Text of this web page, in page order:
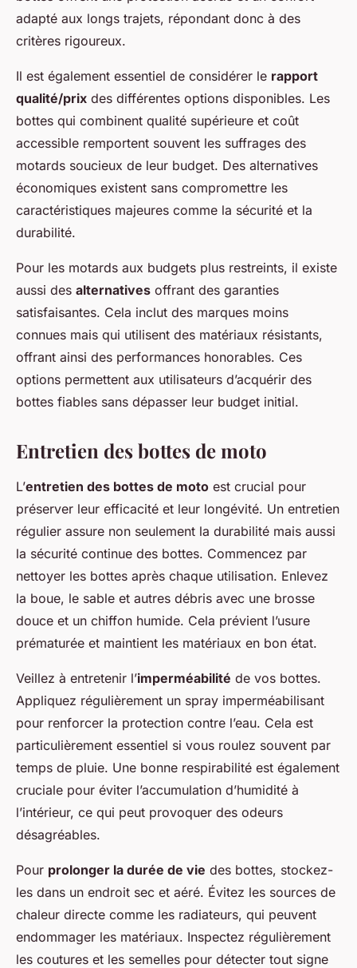
adapté aux longs trajets, répondant donc à des
critères rigoureux.
Il est également essentiel de considérer le rapport
qualité/prix des différentes options disponibles. Les
bottes qui combinent qualité supérieure et coût
accessible remportent souvent les suffrages des
motards soucieux de leur budget. Des alternatives
économiques existent sans compromettre les
caractéristiques majeures comme la sécurité et la
durabilité.
Pour les motards aux budgets plus restreints, il existe
aussi des alternatives offrant des garanties
satisfaisantes. Cela inclut des marques moins
connues mais qui utilisent des matériaux résistants,
offrant ainsi des performances honorables. Ces
options permettent aux utilisateurs d’acquérir des
bottes fiables sans dépasser leur budget initial.
Entretien des bottes de moto
L’entretien des bottes de moto est crucial pour
préserver leur efficacité et leur longévité. Un entretien
régulier assure non seulement la durabilité mais aussi
la sécurité continue des bottes. Commencez par
nettoyer les bottes après chaque utilisation. Enlevez
la boue, le sable et autres débris avec une brosse
douce et un chiffon humide. Cela prévient l’usure
prématurée et maintient les matériaux en bon état.
Veillez à entretenir l’imperméabilité de vos bottes.
Appliquez régulièrement un spray imperméabilisant
pour renforcer la protection contre l’eau. Cela est
particulièrement essentiel si vous roulez souvent par
temps de pluie. Une bonne respirabilité est également
cruciale pour éviter l’accumulation d’humidité à
l’intérieur, ce qui peut provoquer des odeurs
désagréables.
Pour prolonger la durée de vie des bottes, stockez-
les dans un endroit sec et aéré. Évitez les sources de
chaleur directe comme les radiateurs, qui peuvent
endommager les matériaux. Inspectez régulièrement
les coutures et les semelles pour détecter tout signe